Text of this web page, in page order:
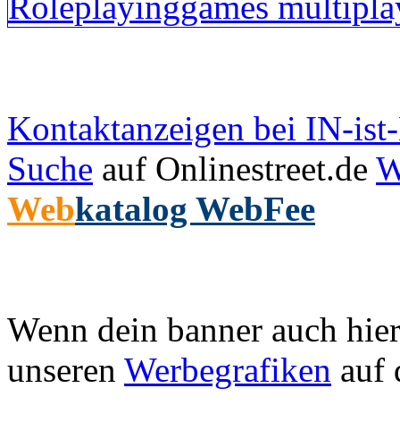
Kontaktanzeigen bei IN-
Suche auf Onlinestreet.de
Webkatalog WebFee
Wenn dein banner auch
unseren Werbegrafiken auf